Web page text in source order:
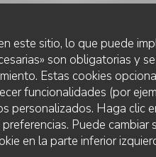
este sitio, lo que puede
son obligatorias y
Estas cookies
funcionalidades (por
personalizados. Haga clic
Puede cambiar
en la parte inferior
el siguiente formulario.
RAGOT